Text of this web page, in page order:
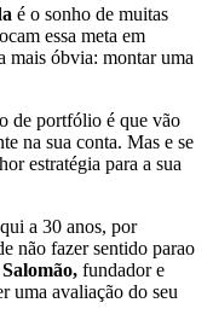
é o sonho de muitas
essa meta em
mais óbvia: montar uma
de portfólio é que vão
na sua conta. Mas e se
estratégia para a sua
a 30 anos, por
não fazer sentido parao
fundador e
uma avaliação do seu